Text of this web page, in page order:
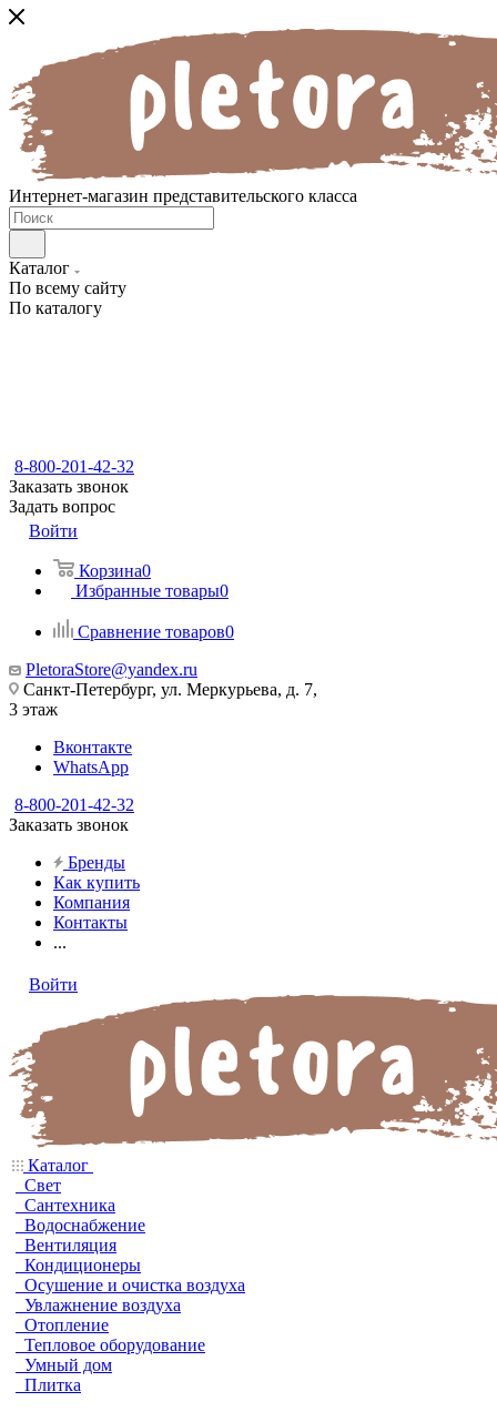
Интернет-магазин представительского класса
Каталог
По всему сайту
По каталогу
8-800-201-42-32
Заказать звонок
Задать вопрос
Войти
Корзина0
Избранные товары0
Сравнение товаров0
PletoraStore@yandex.ru
Санкт-Петербург, ул. Меркурьева, д. 7,
3 этаж
Вконтакте
WhatsApp
8-800-201-42-32
Заказать звонок
Бренды
Как купить
Компания
Контакты
...
Войти
Каталог
Свет
Сантехника
Водоснабжение
Вентиляция
Кондиционеры
Осушение и очистка воздуха
Увлажнение воздуха
Отопление
Тепловое оборудование
Умный дом
Плитка